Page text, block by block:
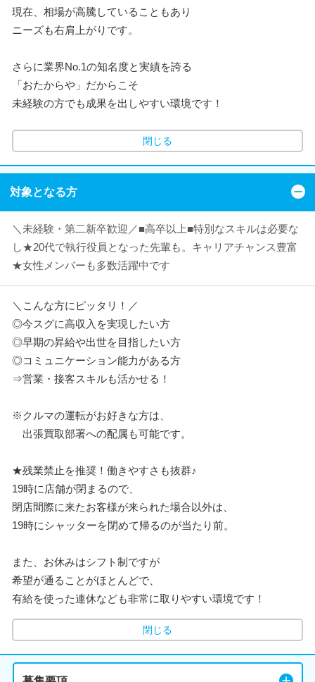
現在、相場が高騰していることもあり
ニーズも右肩上がりです。
さらに業界No.1の知名度と実績を誇る
「おたからや」だからこそ
未経験の方でも成果を出しやすい環境です！
閉じる
対象となる方
＼未経験・第二新卒歓迎／■高卒以上■特別なスキルは必要な
し★20代で執行役員となった先輩も。キャリアチャンス豊富
★女性メンバーも多数活躍中です
＼こんな方にピッタリ！／
◎今スグに高収入を実現したい方
◎早期の昇給や出世を目指したい方
◎コミュニケーション能力がある方
⇒営業・接客スキルも活かせる！
※クルマの運転がお好きな方は、
出張買取部署への配属も可能です。
★残業禁止を推奨！働きやすさも抜群♪
19時に店舗が閉まるので、
閉店間際に来たお客様が来られた場合以外は、
19時にシャッターを閉めて帰るのが当たり前。
また、お休みはシフト制ですが
希望が通ることがほとんどで、
有給を使った連休なども非常に取りやすい環境です！
閉じる